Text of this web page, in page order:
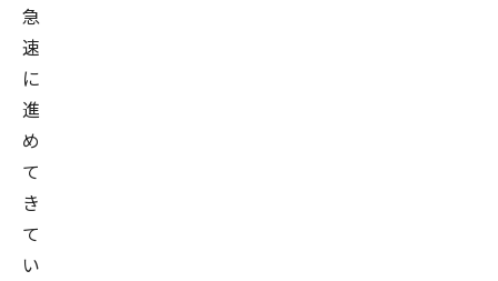
急
速
に
進
め
て
き
て
い